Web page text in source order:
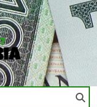
I Biznes